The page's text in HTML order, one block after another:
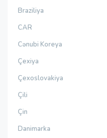
Braziliya
CAR
Cənubi Koreya
Çexiya
Çexoslovakiya
Çili
Çin
Danimarka